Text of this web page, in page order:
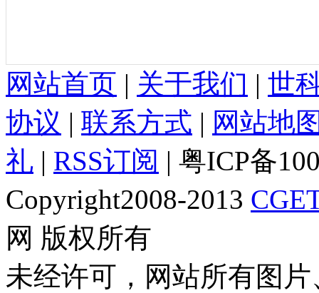
网站首页 | 关于我们 | 世
协议 | 联系方式 | 网站地
礼 | RSS订阅 | 粤ICP备
Copyright2008-2013
网 版权所有
未经许可，网站所有图